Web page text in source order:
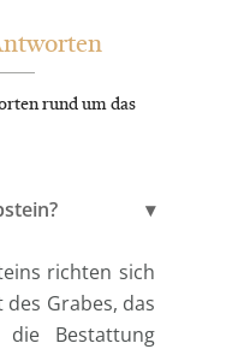
rund um das
richten sich
Grabes, das
Bestattung